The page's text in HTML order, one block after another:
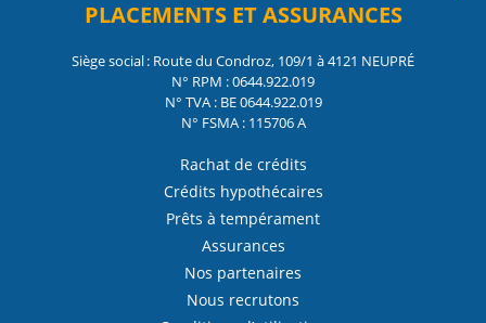
PLACEMENTS ET ASSURANCES
Siège social : Route du Condroz, 109/1 à 4121 NEUPRÉ
N° RPM : 0644.922.019
N° TVA : BE 0644.922.019
N° FSMA : 115706 A
Rachat de crédits
Crédits hypothécaires
Prêts à tempérament
Assurances
Nos partenaires
Nous recrutons